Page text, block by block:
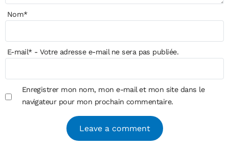
Nom*
E-mail*- Votre adresse e-mail ne sera pas publiée.
Enregistrer mon nom, mon e-mail et mon site dans le
navigateur pour mon prochain commentaire.